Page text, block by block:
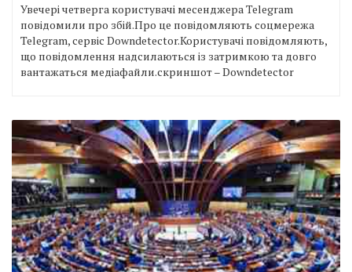
Увечері четверга користувачі месенджера Telegram
повідомили про збій.Про це повiдомляють соцмережа
Telegram, сервіс Downdetector.Користувачі повідомляють,
що повідомлення надсилаються із затримкою та довго
вантажаться медіафайли.скриншот – Downdetector